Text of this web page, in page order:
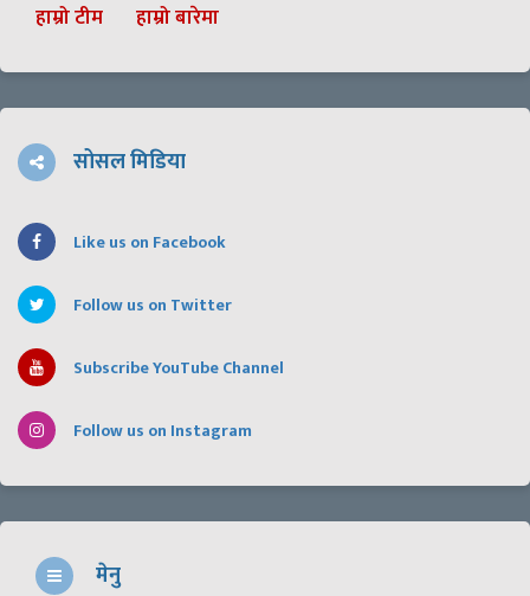
हाम्रो टीम हाम्रो बारेमा
सोसल मिडिया
Like us on Facebook
Follow us on Twitter
Subscribe YouTube Channel
Follow us on Instagram
मेनु